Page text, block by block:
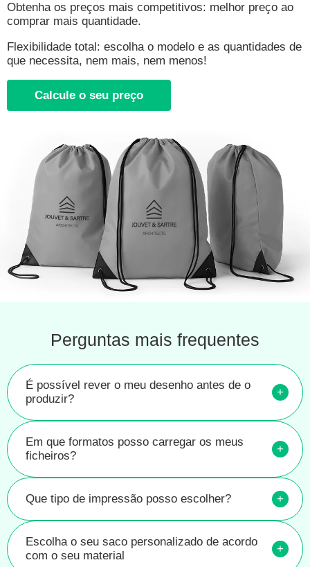
Obtenha os preços mais competitivos: melhor preço ao
comprar mais quantidade.
Flexibilidade total: escolha o modelo e as quantidades de
que necessita, nem mais, nem menos!
Calcule o seu preço
Perguntas mais frequentes
É possível rever o meu desenho antes de o
produzir?
+
Em que formatos posso carregar os meus
ficheiros?
+
Que tipo de impressão posso escolher? +
Escolha o seu saco personalizado de acordo
com o seu material
+